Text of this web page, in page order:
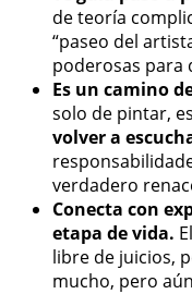
de teoría
“paseo del
poderosas para
Es un camino
solo de pintar,
volver a
verdadero
Conecta con
etapa de vida.
libre de juicios,
mucho, pero